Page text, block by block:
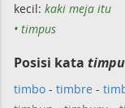
kecil: kaki meja itu
• timpus
Posisi kata
timbo - timbre -